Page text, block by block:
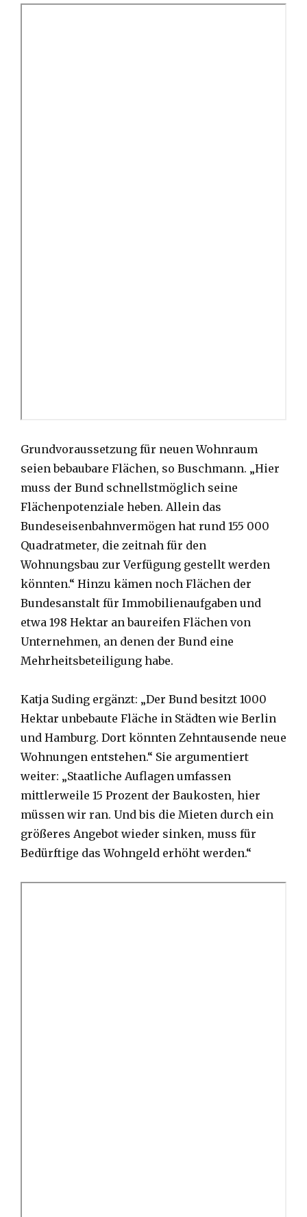
Grundvoraussetzung für neuen Wohnraum
seien bebaubare Flächen, so Buschmann. „Hier
muss der Bund schnellstmöglich seine
Flächenpotenziale heben. Allein das
Bundeseisenbahnvermögen hat rund 155 000
Quadratmeter, die zeitnah für den
Wohnungsbau zur Verfügung gestellt werden
könnten.“ Hinzu kämen noch Flächen der
Bundesanstalt für Immobilienaufgaben und
etwa 198 Hektar an baureifen Flächen von
Unternehmen, an denen der Bund eine
Mehrheitsbeteiligung habe.
Katja Suding ergänzt: „Der Bund besitzt 1000
Hektar unbebaute Fläche in Städten wie Berlin
und Hamburg. Dort könnten Zehntausende neue
Wohnungen entstehen.“ Sie argumentiert
weiter: „Staatliche Auflagen umfassen
mittlerweile 15 Prozent der Baukosten, hier
müssen wir ran. Und bis die Mieten durch ein
größeres Angebot wieder sinken, muss für
Bedürftige das Wohngeld erhöht werden.“